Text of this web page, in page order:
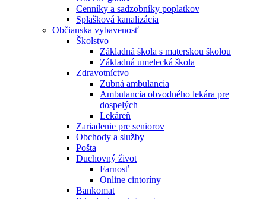
Cenníky a sadzobníky poplatkov
Splašková kanalizácia
Občianska vybavenosť
Školstvo
Základná škola s materskou školou
Základná umelecká škola
Zdravotníctvo
Zubná ambulancia
Ambulancia obvodného lekára pre
dospelých
Lekáreň
Zariadenie pre seniorov
Obchody a služby
Pošta
Duchovný život
Farnosť
Online cintoríny
Bankomat